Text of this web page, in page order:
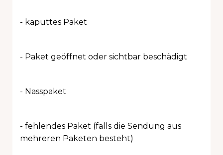
- kaputtes Paket
- Paket geöffnet oder sichtbar beschädigt
- Nasspaket
- fehlendes Paket (falls die Sendung aus
mehreren Paketen besteht)